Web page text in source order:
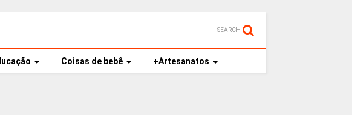
SEARCH
Coisas de bebê +Artesanatos